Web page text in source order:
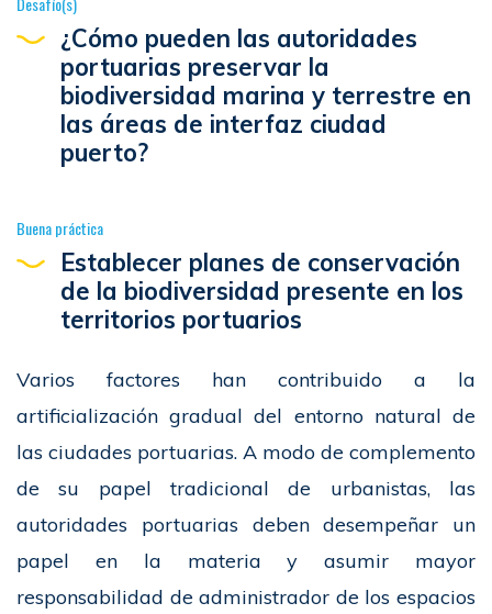
¿Cómo pueden las autoridades
portuarias preservar la
biodiversidad marina y terrestre en
las áreas de interfaz ciudad
puerto?
Buena práctica
Establecer planes de conservación
de la biodiversidad presente en los
territorios portuarios
Varios factores han contribuido a la
artificialización gradual del entorno natural de
las ciudades portuarias. A modo de complemento
de su papel tradicional de urbanistas, las
autoridades portuarias deben desempeñar un
papel en la materia y asumir mayor
responsabilidad de administrador de los espacios